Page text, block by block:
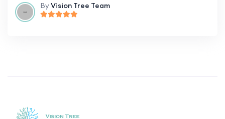
ByVision Tree Team